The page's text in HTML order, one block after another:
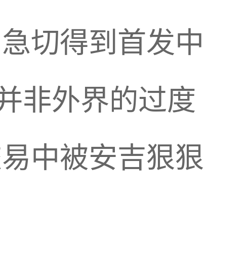
切得到首发中
非外界的过度
中被安吉狠狠